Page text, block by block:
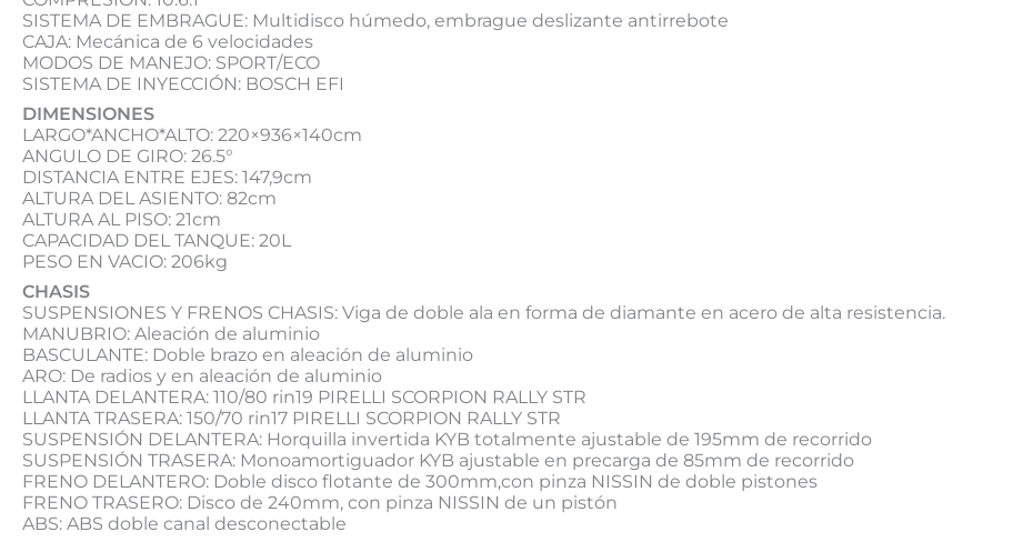
SISTEMA DE EMBRAGUE: Multidisco húmedo, embrague deslizante antirrebote
CAJA: Mecánica de 6 velocidades
MODOS DE MANEJO: SPORT/ECO
SISTEMA DE INYECCIÓN: BOSCH EFI
DIMENSIONES
LARGO*ANCHO*ALTO: 220×936×140cm
ANGULO DE GIRO: 26.5°
DISTANCIA ENTRE EJES: 147,9cm
ALTURA DEL ASIENTO: 82cm
ALTURA AL PISO: 21cm
CAPACIDAD DEL TANQUE: 20L
PESO EN VACIO: 206kg
CHASIS
SUSPENSIONES Y FRENOS CHASIS: Viga de doble ala en forma de diamante en acero de alta resistencia.
MANUBRIO: Aleación de aluminio
BASCULANTE: Doble brazo en aleación de aluminio
ARO: De radios y en aleación de aluminio
LLANTA DELANTERA: 110/80 rin19 PIRELLI SCORPION RALLY STR
LLANTA TRASERA: 150/70 rin17 PIRELLI SCORPION RALLY STR
SUSPENSIÓN DELANTERA: Horquilla invertida KYB totalmente ajustable de 195mm de recorrido
SUSPENSIÓN TRASERA: Monoamortiguador KYB ajustable en precarga de 85mm de recorrido
FRENO DELANTERO: Doble disco flotante de 300mm,con pinza NISSIN de doble pistones
FRENO TRASERO: Disco de 240mm, con pinza NISSIN de un pistón
ABS: ABS doble canal desconectable